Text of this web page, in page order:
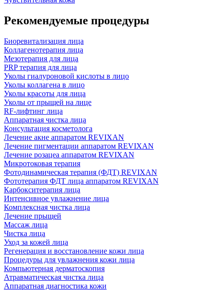
Рекомендуемые процедуры
Биоревитализация лица
Коллагенотерапия лица
Мезотерапия для лица
PRP терапия для лица
Уколы гиалуроновой кислоты в лицо
Уколы коллагена в лицо
Уколы красоты для лица
Уколы от прыщей на лице
RF-лифтинг лица
Аппаратная чистка лица
Консультация косметолога
Лечение акне аппаратом REVIXAN
Лечение пигментации аппаратом REVIXAN
Лечение розацеа аппаратом REVIXAN
Микротоковая терапия
Фотодинамическая терапия (ФДТ) REVIXAN
Фототерапия ФДТ лица аппаратом REVIXAN
Карбокситерапия лица
Интенсивное увлажнение лица
Комплексная чистка лица
Лечение прыщей
Массаж лица
Чистка лица
Уход за кожей лица
Регенерация и восстановление кожи лица
Процедуры для увлажнения кожи лица
Компьютерная дерматоскопия
Атравматическая чистка лица
Аппаратная диагностика кожи